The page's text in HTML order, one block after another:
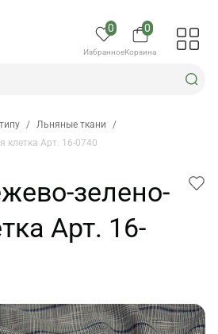
0
Избранное
0
Корзина
/ Льняные ткани
/
клетка Арт. 16-0740
зелено-
Арт. 16-